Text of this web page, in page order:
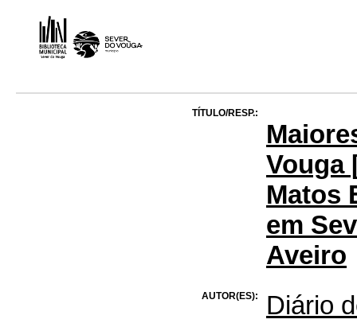
TÍTULO/RESP.:
Vouga
Matos
em
Aveiro
AUTOR(ES): Diário